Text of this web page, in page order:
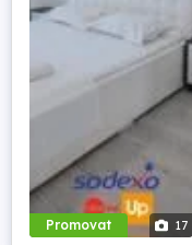
Promovat 17